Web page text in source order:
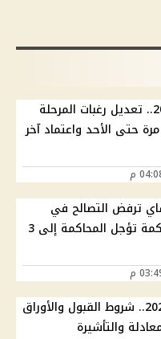
تنسيق الجامعات 2026.. تعديل رغبات المرحلة
حتى الأحد واعتماد آخر
ترفض التصالح في
قضية الدهس والمحكمة تؤجل المحاكمة إلى 3
الدراسة خارج مصر 2026.. شروط القبول والأوراق
والتأشيرة